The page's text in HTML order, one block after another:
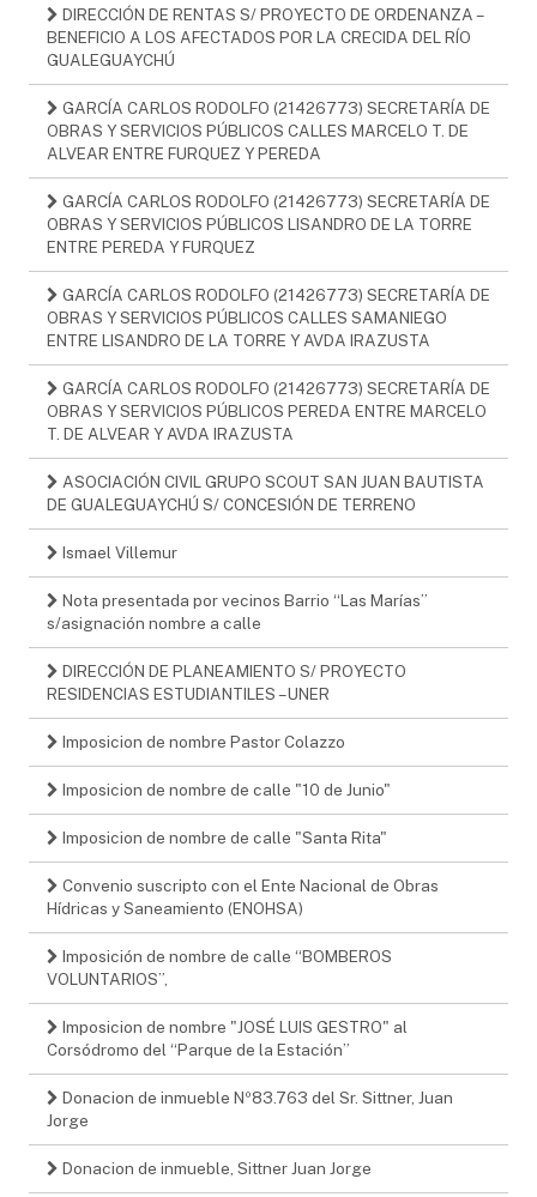
DIRECCIÓN DE RENTAS S/ PROYECTO DE ORDENANZA –
BENEFICIO A LOS AFECTADOS POR LA CRECIDA DEL RÍO
GUALEGUAYCHÚ
GARCÍA CARLOS RODOLFO (21426773) SECRETARÍA DE
OBRAS Y SERVICIOS PÚBLICOS CALLES MARCELO T. DE
ALVEAR ENTRE FURQUEZ Y PEREDA
GARCÍA CARLOS RODOLFO (21426773) SECRETARÍA DE
OBRAS Y SERVICIOS PÚBLICOS LISANDRO DE LA TORRE
ENTRE PEREDA Y FURQUEZ
GARCÍA CARLOS RODOLFO (21426773) SECRETARÍA DE
OBRAS Y SERVICIOS PÚBLICOS CALLES SAMANIEGO
ENTRE LISANDRO DE LA TORRE Y AVDA IRAZUSTA
GARCÍA CARLOS RODOLFO (21426773) SECRETARÍA DE
OBRAS Y SERVICIOS PÚBLICOS PEREDA ENTRE MARCELO
T. DE ALVEAR Y AVDA IRAZUSTA
ASOCIACIÓN CIVIL GRUPO SCOUT SAN JUAN BAUTISTA
DE GUALEGUAYCHÚ S/ CONCESIÓN DE TERRENO
Ismael Villemur
Nota presentada por vecinos Barrio “Las Marías”
s/asignación nombre a calle
DIRECCIÓN DE PLANEAMIENTO S/ PROYECTO
RESIDENCIAS ESTUDIANTILES – UNER
Imposicion de nombre Pastor Colazzo
Imposicion de nombre de calle "10 de Junio"
Imposicion de nombre de calle "Santa Rita"
Convenio suscripto con el Ente Nacional de Obras
Hídricas y Saneamiento (ENOHSA)
Imposición de nombre de calle “BOMBEROS
VOLUNTARIOS”,
Imposicion de nombre "JOSÉ LUIS GESTRO" al
Corsódromo del “Parque de la Estación”
Donacion de inmueble Nº83.763 del Sr. Sittner, Juan
Jorge
Donacion de inmueble, Sittner Juan Jorge